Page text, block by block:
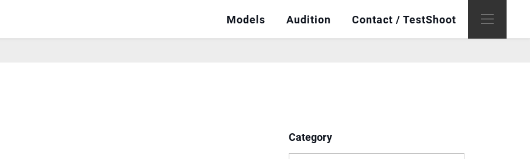
Models Audition Contact / TestShoot
Category